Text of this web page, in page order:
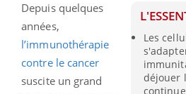
Les
déjouer
Depuis quelques
années,
l’immunothérapie
contre le cancer
suscite un grand